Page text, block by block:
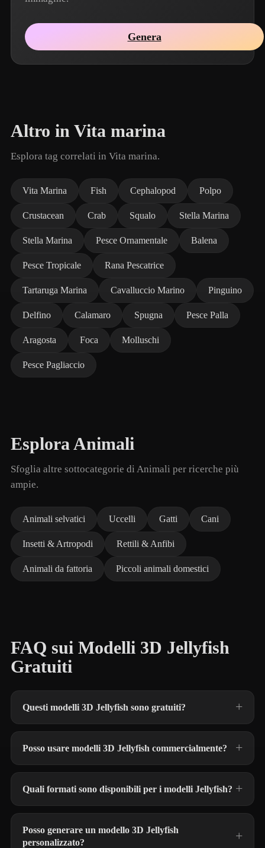
Genera
Altro in Vita marina
Esplora tag correlati in Vita marina.
Vita Marina Fish Cephalopod Polpo
Crustacean Crab Squalo Stella Marina
Stella Marina Pesce Ornamentale Balena
Pesce Tropicale Rana Pescatrice
Tartaruga Marina Cavalluccio Marino Pinguino
Delfino Calamaro Spugna Pesce Palla
Aragosta Foca Molluschi
Pesce Pagliaccio
Esplora Animali
Sfoglia altre sottocategorie di Animali per ricerche più
ampie.
Animali selvatici Uccelli Gatti Cani
Insetti & Artropodi Rettili & Anfibi
Animali da fattoria Piccoli animali domestici
FAQ sui Modelli 3D Jellyfish
Gratuiti
Questi modelli 3D Jellyfish sono gratuiti?
Posso usare modelli 3D Jellyfish commercialmente?
Quali formati sono disponibili per i modelli Jellyfish?
Posso generare un modello 3D Jellyfish
personalizzato?